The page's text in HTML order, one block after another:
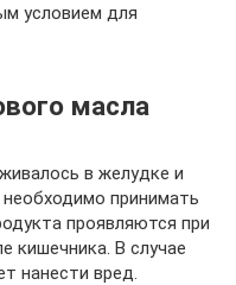
условием для
масла
в желудке и
принимать
проявляются при
кишечника. В случае
нанести вред.